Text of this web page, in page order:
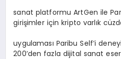
sanat platformu ArtGen ile
girişimler için kripto varlık
uygulaması Paribu Self’i
200’den fazla dijital sanat